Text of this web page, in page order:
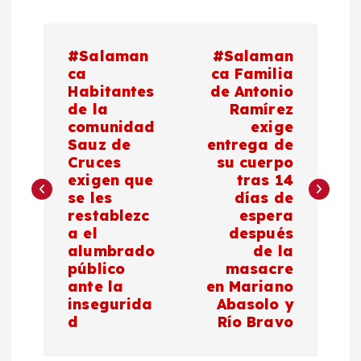
g
#Salaman
ca
Habitantes
de la
comunidad
Sauz de
Cruces
exigen que
se les
restablezc
a el
alumbrado
público
ante la
insegurida
d
#Salaman
ca Familia
de Antonio
Ramírez
exige
entrega de
su cuerpo
tras 14
días de
espera
después
de la
masacre
en Mariano
Abasolo y
Río Bravo